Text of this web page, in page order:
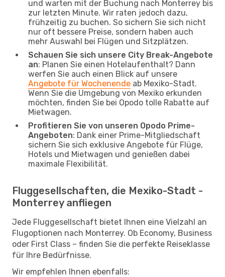
und warten mit der Buchung nach Monterrey bis
zur letzten Minute. Wir raten jedoch dazu,
frühzeitig zu buchen. So sichern Sie sich nicht
nur oft bessere Preise, sondern haben auch
mehr Auswahl bei Flügen und Sitzplätzen.
Schauen Sie sich unsere City Break-Angebote
an: Planen Sie einen Hotelaufenthalt? Dann
werfen Sie auch einen Blick auf unsere
Angebote für Wochenende ab Mexiko-Stadt.
Wenn Sie die Umgebung von Mexiko erkunden
möchten, finden Sie bei Opodo tolle Rabatte auf
Mietwagen.
Profitieren Sie von unseren Opodo Prime-
Angeboten: Dank einer Prime-Mitgliedschaft
sichern Sie sich exklusive Angebote für Flüge,
Hotels und Mietwagen und genießen dabei
maximale Flexibilität.
Fluggesellschaften, die Mexiko-Stadt -
Monterrey anfliegen
Jede Fluggesellschaft bietet Ihnen eine Vielzahl an
Flugoptionen nach Monterrey. Ob Economy, Business
oder First Class – finden Sie die perfekte Reiseklasse
für Ihre Bedürfnisse.
Wir empfehlen Ihnen ebenfalls: